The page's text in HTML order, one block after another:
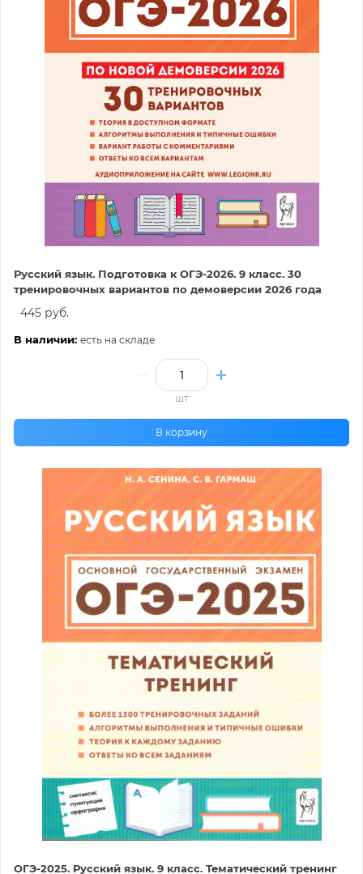
Русский язык. Подготовка к ОГЭ-2026. 9 класс. 30
тренировочных вариантов по демоверсии 2026 года
445 руб.
В наличии: есть на складе
шт
В корзину
ОГЭ-2025. Русский язык. 9 класс. Тематический тренинг